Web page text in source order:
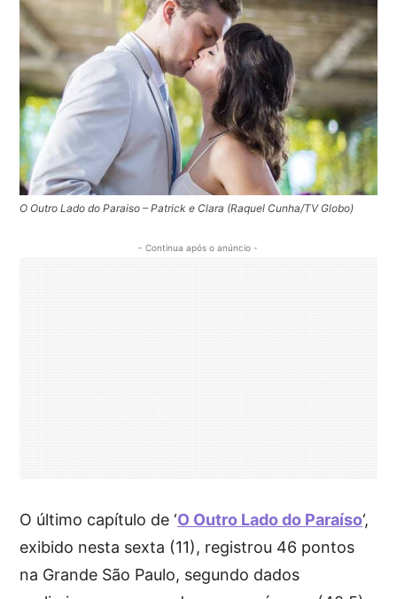
O Outro Lado do Paraiso – Patrick e Clara (Raquel Cunha/TV Globo)
- Continua após o anúncio -
O último capítulo de ‘O Outro Lado do Paraíso‘,
exibido nesta sexta (11), registrou 46 pontos
na Grande São Paulo, segundo dados